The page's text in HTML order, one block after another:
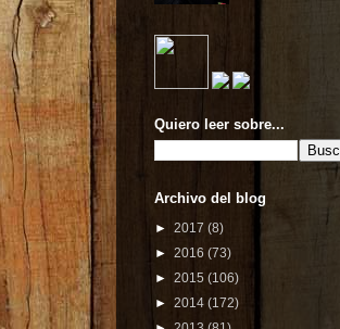
Quiero leer sobre...
Archivo del blog
► 2017 (8)
► 2016 (73)
► 2015 (106)
► 2014 (172)